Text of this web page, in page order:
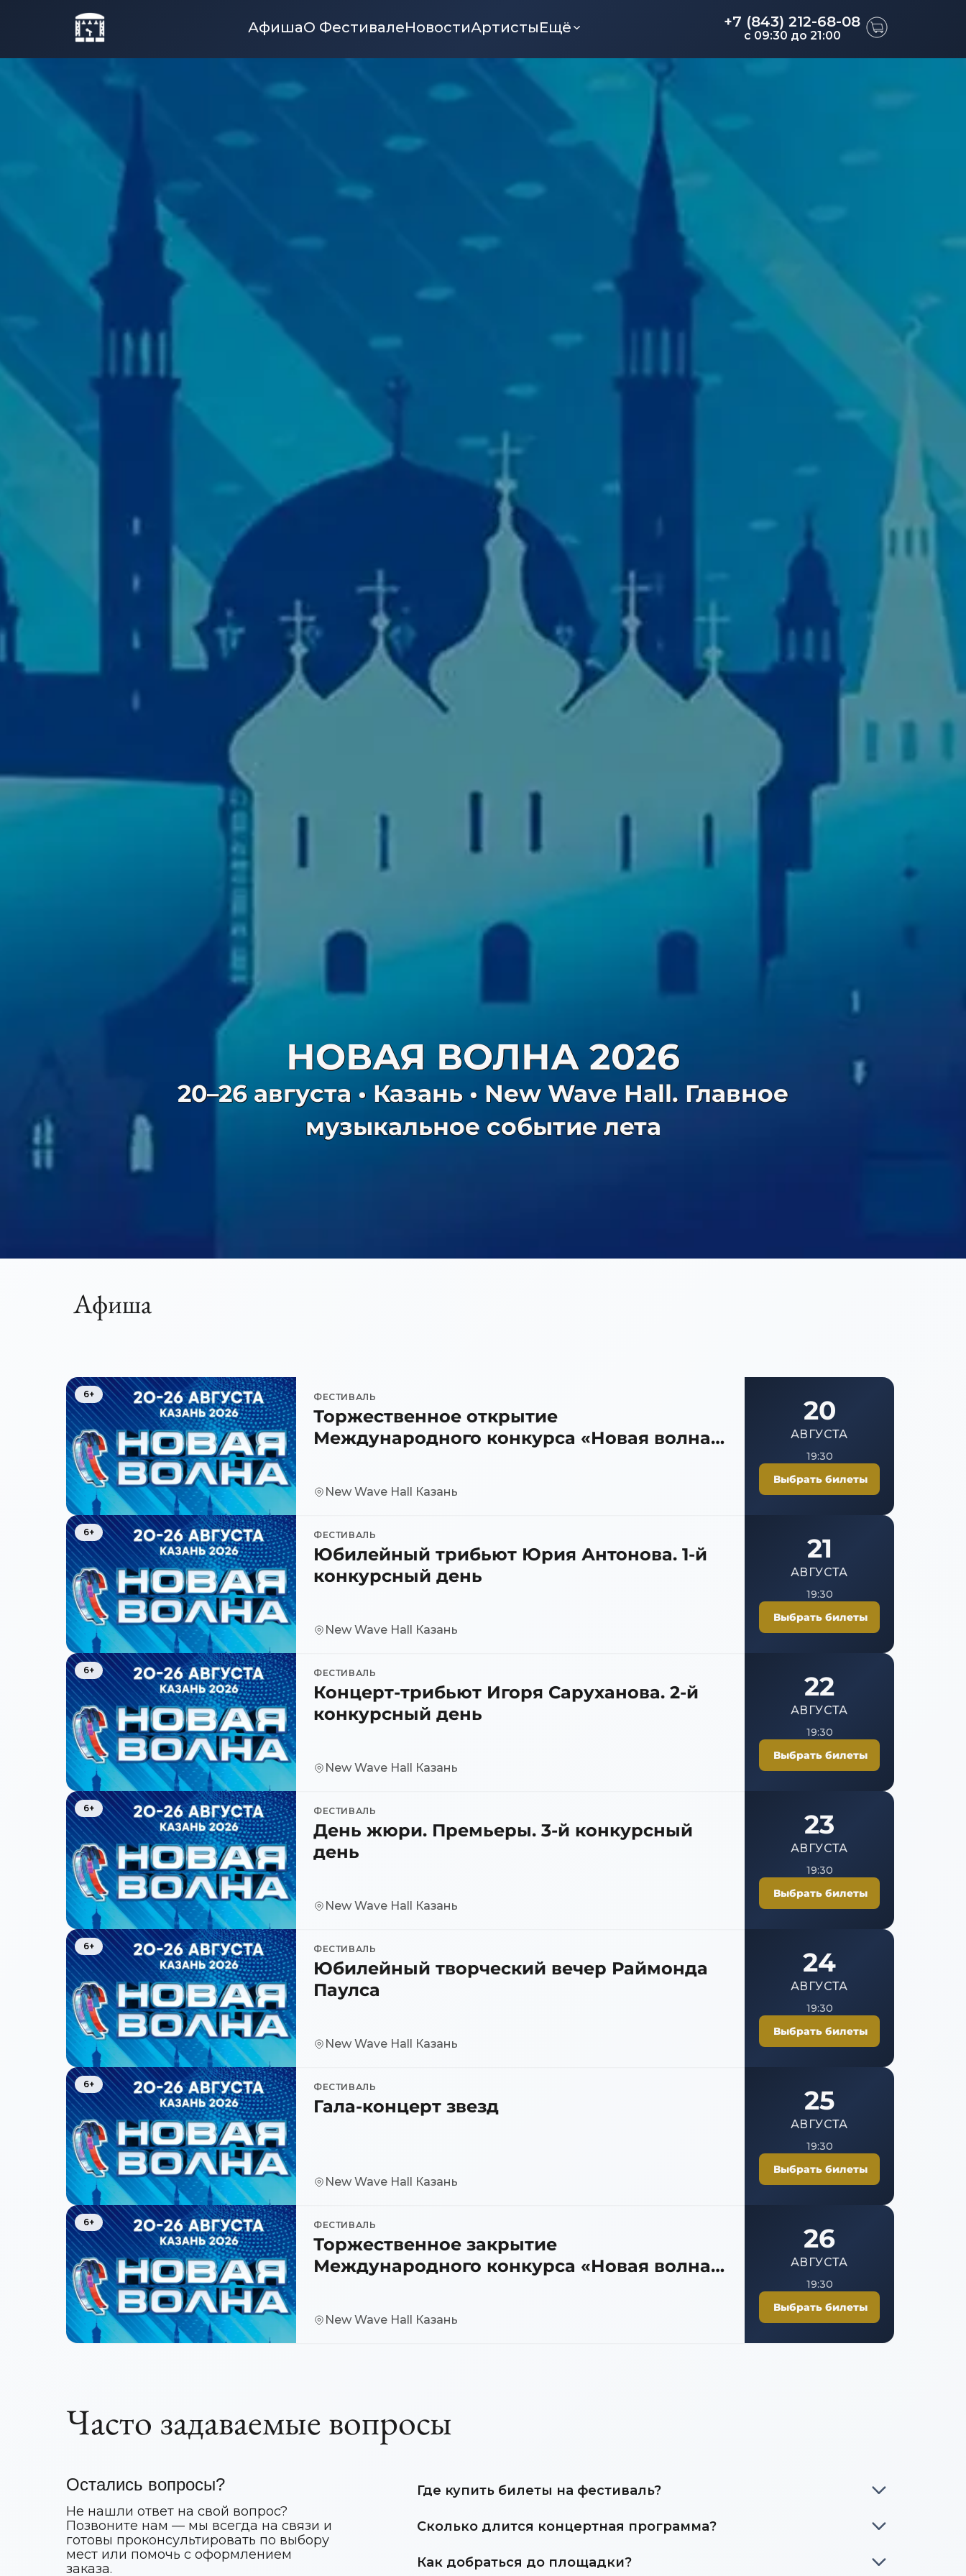
АфишаО ФестивалеНовостиАртистыЕщё +7 (843) 212-68-08
c 09:30 до 21:00
НОВАЯ ВОЛНА 2026
20–26 августа • Казань • New Wave Hall. Главное
музыкальное событие лета
Афиша
6+ ФЕСТИВАЛЬ
Торжественное открытие
Международного конкурса «Новая волна
New Wave Hall Казань
20
АВГУСТА
19:30
Выбрать билеты
6+ ФЕСТИВАЛЬ
Юбилейный трибьют Юрия Антонова. 1-й
конкурсный день
New Wave Hall Казань
21
АВГУСТА
19:30
Выбрать билеты
6+ ФЕСТИВАЛЬ
Концерт-трибьют Игоря Саруханова. 2-й
конкурсный день
New Wave Hall Казань
22
АВГУСТА
19:30
Выбрать билеты
6+ ФЕСТИВАЛЬ
День жюри. Премьеры. 3-й конкурсный
день
New Wave Hall Казань
23
АВГУСТА
19:30
Выбрать билеты
6+ ФЕСТИВАЛЬ
Юбилейный творческий вечер Раймонда
Паулса
New Wave Hall Казань
24
АВГУСТА
19:30
Выбрать билеты
6+ ФЕСТИВАЛЬ
Гала-концерт звезд
New Wave Hall Казань
25
АВГУСТА
19:30
Выбрать билеты
6+ ФЕСТИВАЛЬ
Торжественное закрытие
Международного конкурса «Новая волна
New Wave Hall Казань
26
АВГУСТА
19:30
Выбрать билеты
Торжественное открытие Международного конкурса «Новая волна 2026»
Юбилейный трибьют Юрия Антонова. 1-й конкурсный день
Концерт-трибьют Игоря Саруханова. 2-й конкурсный день
Торжественное закрытие Международного конкурса «Новая волна 2026»
Часто задаваемые вопросы
Остались вопросы?
Не нашли ответ на свой вопрос?
Позвоните нам — мы всегда на связи и
готовы проконсультировать по выбору
мест или помочь с оформлением
заказа.
Где купить билеты на фестиваль?
Сколько длится концертная программа?
Как добраться до площадки?